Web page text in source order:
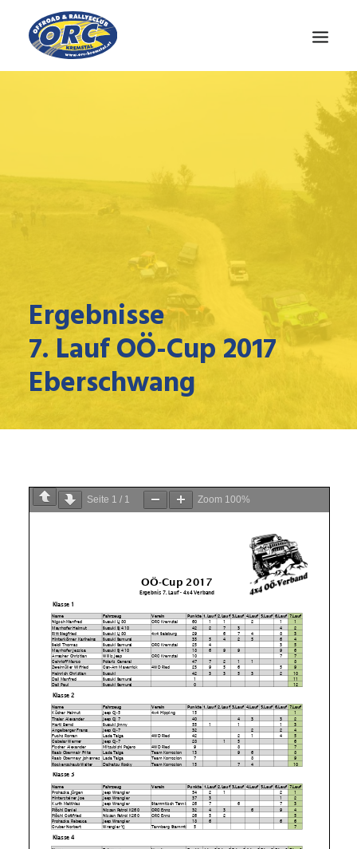
Ergebnisse
7. Lauf OÖ-Cup 2017
Eberschwang
Seite 1 / 1 Zoom 100%